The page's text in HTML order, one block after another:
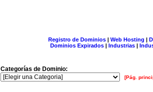
Registro de Dominios| Web Hosting |
Dominios Expirados | Industrias |
Categorías de Dominio:
[Pág.